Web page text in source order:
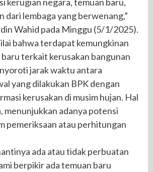
dari lembaga yang berwenang,”
Wahid pada Minggu (5/1/2025).
bahwa terdapat kemungkinan
terkait kerusakan bangunan
jarak waktu antara
yang dilakukan BPK dengan
kerusakan di musim hujan. Hal
menunjukkan adanya potensi
pemeriksaan atau perhitungan
ada atau tidak perbuatan
berpikir ada temuan baru